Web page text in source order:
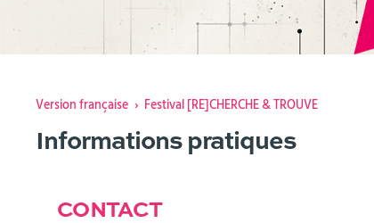
Vous
ici :
Version française Festival [RE]CHERCHE & TROUVE
Informations pratiques
CONTACT